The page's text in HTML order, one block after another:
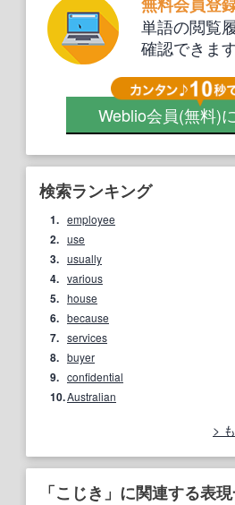
無料会員登
単語の閲覧
確認できます
Weblio会員(無料)
検索ランキング
1. employee
2. use
3. usually
4. various
5. house
6. because
7. services
8. buyer
9. confidential
10.Australian
「こじき」に関連する表